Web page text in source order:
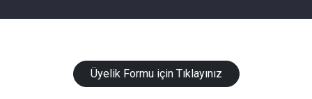
Üyelik Formu için Tıklayınız